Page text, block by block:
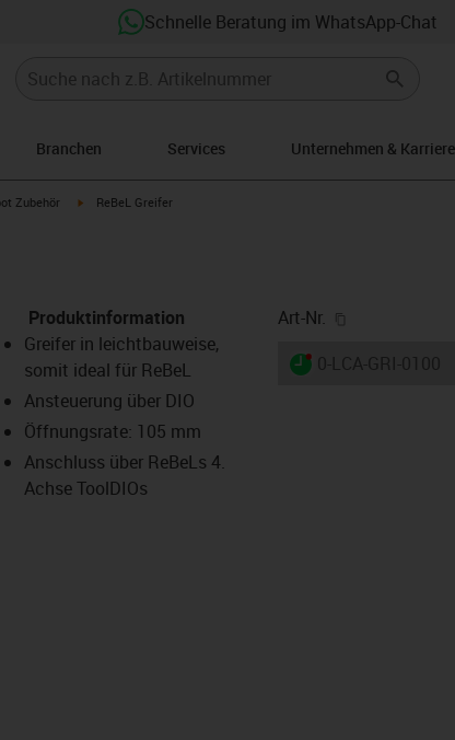
Schnelle Beratung im WhatsApp-Chat
Branchen Services Unternehmen & Karriere
arrow-right
Zubehör igus-icon-arrow-right
ReBeL Greifer
icon-lupe
icon-lupe
icon-lupe
icon-lupe
Produktinformation
Greifer in leichtbauweise,
somit ideal für ReBeL
Ansteuerung über DIO
Öffnungsrate: 105 mm
Anschluss über ReBeLs 4.
Achse ToolDIOs
Art-Nr.
igus-icon-lieferzeit-